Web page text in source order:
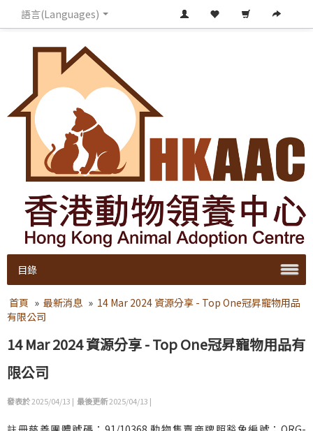
語言(Languages)
目錄
首頁 » 最新消息 » 14 Mar 2024 資源分享 - Top One冠昇寵物用品
有限公司
14 Mar 2024 資源分享 - Top One冠昇寵物用品有
限公司
發表於2025/04/13 | 最後更新2025/04/13 |